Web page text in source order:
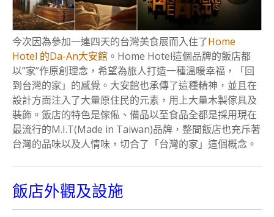
今次因為參加一連四天的台灣美食展而入住了Home
Hotel 的Da-An大安館 。Home Hotel這個品牌的飯店都
以”家”作原創理念，希望為旅人打造一種溫暖幸福，「回
到台灣的家」的感覺。大安館也承傳了這種精神，並且在
設計方面注入了大量原住民的元素，用上大量木製傢具及
裝飾。飯店的特色是傢俬、備品以至食品全都是採用現在
最流行的M.I.T(Made in Taiwan)品牌，整間飯店也充斥著
台灣的品味以及人情味，切合了「台灣的家」這個概念。
飯店外觀及設施